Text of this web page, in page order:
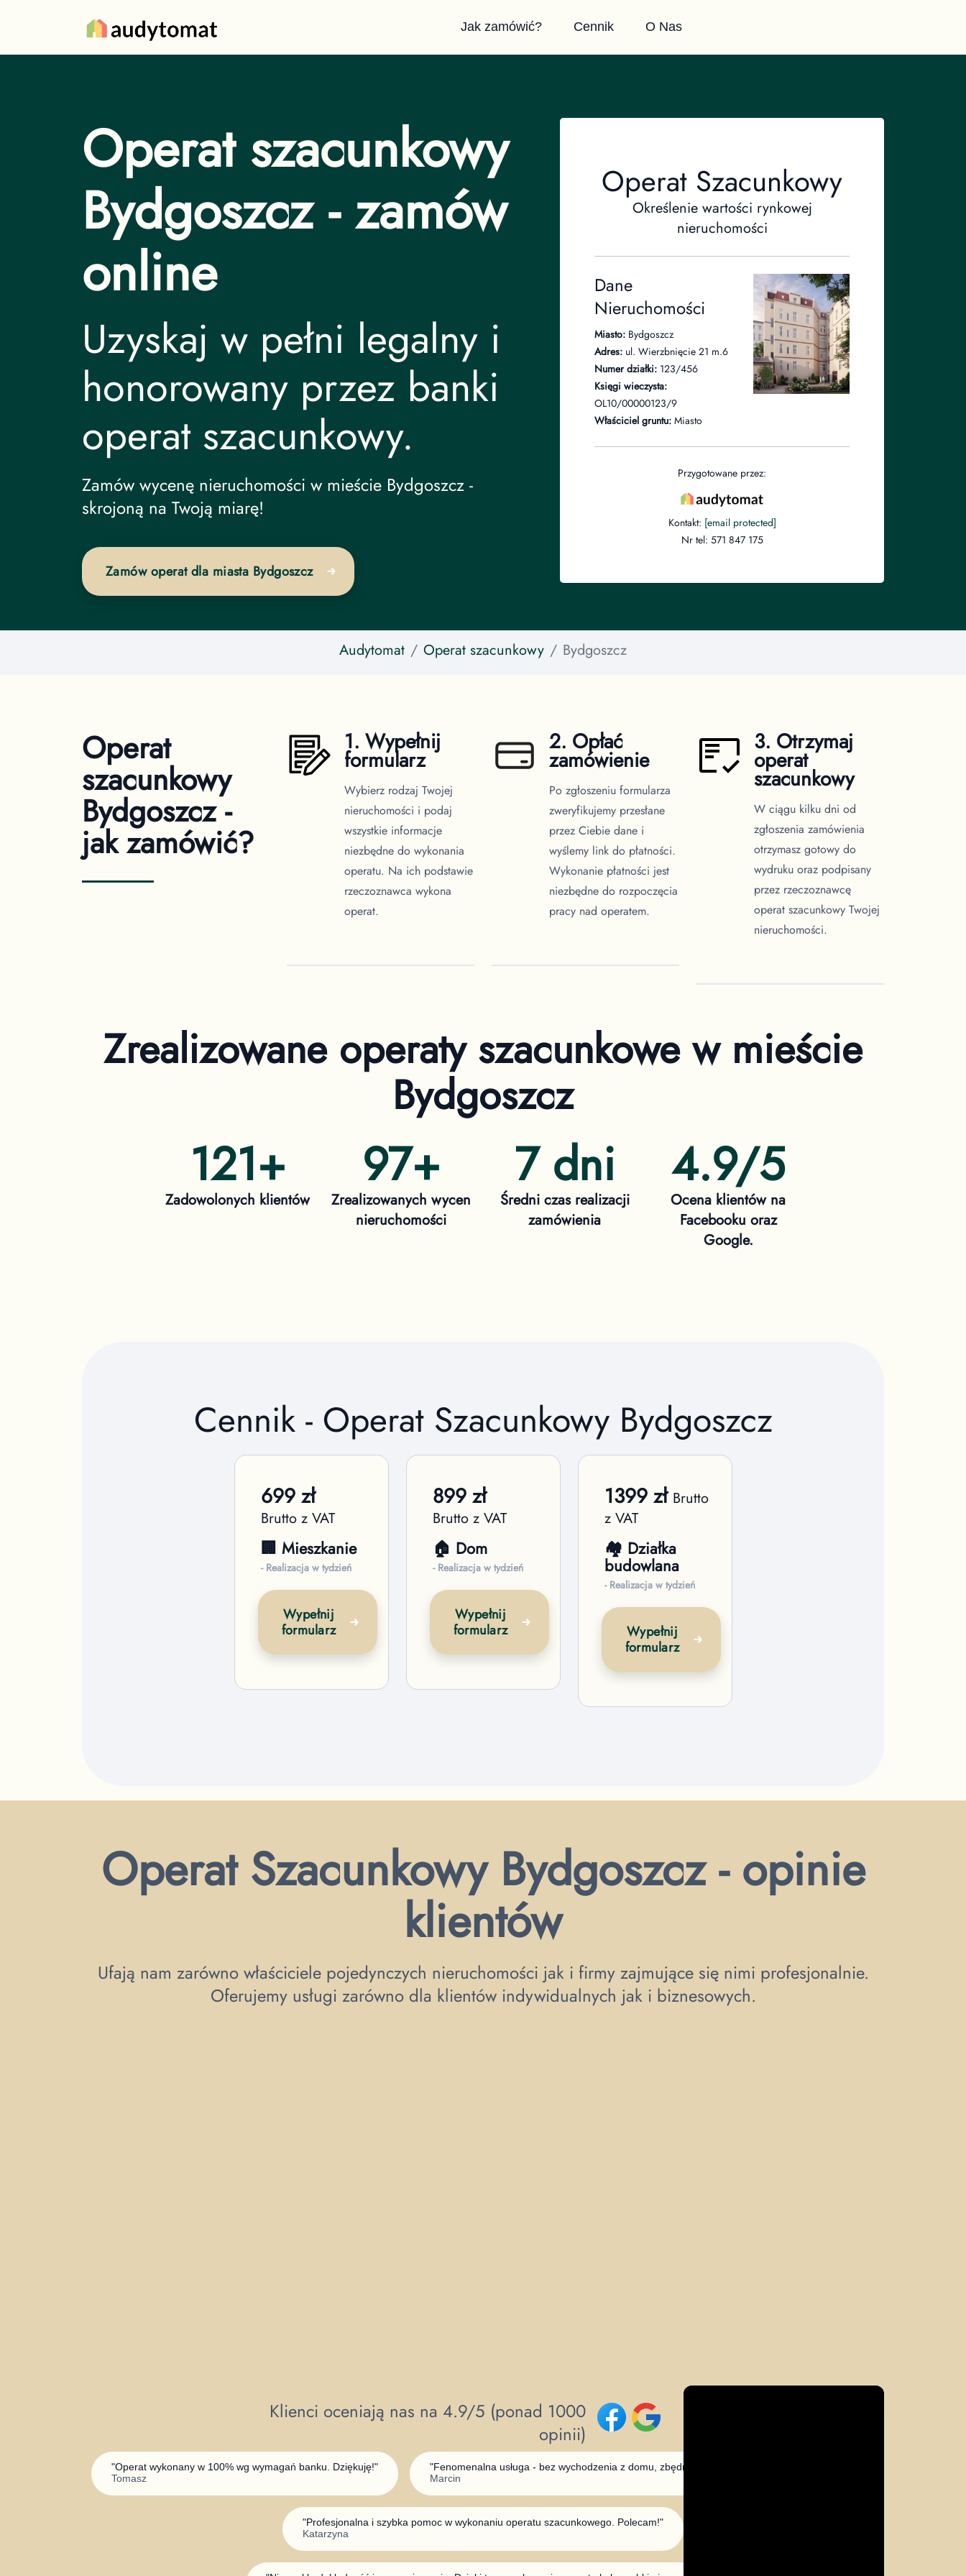
Jak zamówić? Cennik O Nas
Operat szacunkowy
Bydgoszcz - zamów
online
Uzyskaj w pełni legalny i
honorowany przez banki
operat szacunkowy.
Zamów wycenę nieruchomości w mieście Bydgoszcz -
skrojoną na Twoją miarę!
Zamów operat dla miasta Bydgoszcz
Operat Szacunkowy
Określenie wartości rynkowej
nieruchomości
Dane
Nieruchomości
Miasto: Bydgoszcz
Adres: ul. Wierzbnięcie 21 m.6
Numer działki: 123/456
Księgi wieczysta:
OL10/00000123/9
Właściciel gruntu: Miasto
Przygotowane przez:
Kontakt: [email protected]
Nr tel: 571 847 175
Audytomat Operat szacunkowy Bydgoszcz
Operat
szacunkowy
Bydgoszcz -
jak zamówić?
1. Wypełnij
formularz
Wybierz rodzaj Twojej
nieruchomości i podaj
wszystkie informacje
niezbędne do wykonania
operatu. Na ich podstawie
rzeczoznawca wykona
operat.
2. Opłać
zamówienie
Po zgłoszeniu formularza
zweryfikujemy przesłane
przez Ciebie dane i
wyślemy link do płatności.
Wykonanie płatności jest
niezbędne do rozpoczęcia
pracy nad operatem.
3. Otrzymaj
operat
szacunkowy
W ciągu kilku dni od
zgłoszenia zamówienia
otrzymasz gotowy do
wydruku oraz podpisany
przez rzeczoznawcę
operat szacunkowy Twojej
nieruchomości.
Zrealizowane operaty szacunkowew mieście
Bydgoszcz
121+
Zadowolonych klientów
97+
Zrealizowanych wycen
nieruchomości
7 dni
Średni czas realizacji
zamówienia
4.9/5
Ocena klientów na
Facebooku oraz
Google.
Cennik - Operat Szacunkowy Bydgoszcz
699zł
Brutto z VAT
🏢 Mieszkanie
- Realizacja w tydzień
Wypełnij
formularz
899zł
Brutto z VAT
🏠 Dom
- Realizacja w tydzień
Wypełnij
formularz
1399zł Brutto
z VAT
🏘️ Działka
budowlana
- Realizacja w tydzień
Wypełnij
formularz
Operat Szacunkowy Bydgoszcz - opinie
klientów
Ufają nam zarówno właściciele pojedynczych nieruchomości jak i firmy zajmujące się nimi profesjonalnie.
Oferujemy usługi zarówno dla klientów indywidualnych jak i biznesowych.
Klienci oceniają nas na 4.9/5 (ponad 1000
opinii)
"Operat wykonany w 100% wg wymagań banku. Dziękuję!"
Tomasz
"Fenomenalna usługa - bez wychodzenia z domu, zbędnych telefonów, niepotrzebnych maili.
Marcin
"Profesjonalna i szybka pomoc w wykonaniu operatu szacunkowego. Polecam!"
Katarzyna